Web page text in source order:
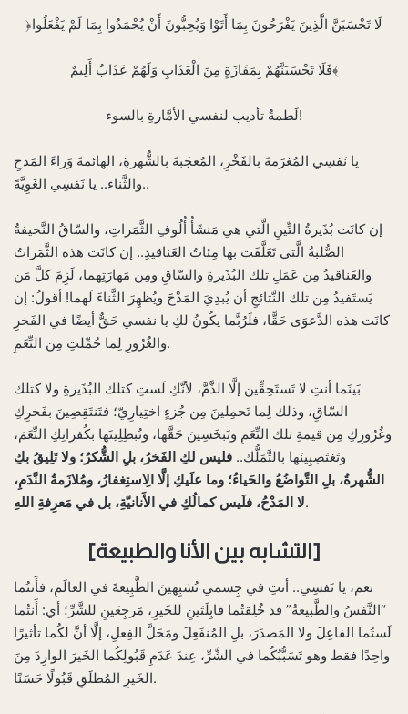
﴿لَا تَحْسَبَنَّ الَّذِينَ يَفْرَحُونَ بِمَا أَتَوْا وَيُحِبُّونَ أَنْ يُحْمَدُوا بِمَا لَمْ يَفْعَلُوا
فَلَا تَحْسَبَنَّهُمْ بِمَفَازَةٍ مِنَ الْعَذَابِ وَلَهُمْ عَذَابٌ أَلِيمٌ﴾
لَطمةُ تأديب لنفسي الأمَّارةِ بالسوء!‌
يا نَفسِي المُغرَمةَ بالفَخْرِ، المُعجَبةَ بالشُّهرةِ، الهائمةَ وَراءَ المَدحِ
والثَّناء.. يا نَفسِي الغَوِيَّةَ..
إن كانَت بُذَيرةُ التِّينِ الَّتي هي مَنشَأُ أُلُوفِ الثَّمَراتِ، والسّاقُ النَّحيفةُ
الصُّلبةُ الَّتي تَعَلَّقَت بها مِئاتُ العَناقيدِ.. إن كانَت هذه الثَّمَراتُ
والعَناقيدُ مِن عَمَلِ تلك البُذَيرةِ والسّاقِ ومِن مَهارَتِهما، لَزِمَ كلَّ مَن
يَستَفيدُ مِن تلك النَّتائجِ أن يُبدِيَ المَدْحَ ويُظهِرَ الثَّناءَ لَهما! أقولُ: إن
كانَت هذه الدَّعوَى حَقًّا، فلَرُبَّما يكُونُ لكِ يا نفسي حَقٌّ أيضًا في الفَخرِ
والغُرُورِ لِما حُمِّلتِ مِن النِّعَمِ.
بَينَما أنتِ لا تَستَحِقِّين إلَّا الذَّمَّ، لأنَّكِ لَستِ كتلك البُذَيرةِ ولا كتلك
السّاقِ، وذلك لِما تَحمِلينَ مِن جُزءٍ اختِيارِيّ؛ فتَنتَقِصِينَ بفَخرِكِ
وغُرُورِكِ مِن قيمةِ تلك النِّعَمِ وتَبخَسِينَ حَقَّها، وتُبطِلِينَها بكُفرانِكِ النِّعَمَ،
وتَغتَصِبِينَها بالتَّمَلُّك.. فليس لكِ الفَخرُ، بلِ الشُّكرُ؛ ولا تَلِيقُ بكِ
الشُّهرةُ، بلِ التَّواضُعُ والحَياءُ؛ وما علَيكِ إلَّا الِاستِغفارُ، ومُلازَمةُ النَّدَمِ،
لا المَدْحُ، فلَيس كمالُكِ في الأَنانيّةِ، بل في مَعرِفةِ اللهِ.
[التشابه بين الأنا والطبيعة]
نعم، يا نَفسِي.. أنتِ في جِسمي تُشبِهينَ الطَّبِيعةَ في العالَمِ، فأَنتُما
“النَّفسُ والطَّبيعةُ” قد خُلِقتُما قابِلَتَينِ للخَيرِ، مَرجِعَينِ للشَّرِّ؛ أي: أَنتُما
لَستُما الفاعِلَ ولا المَصدَرَ، بلِ المُنفَعِلَ ومَحَلَّ الفِعلِ، إلَّا أنَّ لكُما تأثيرًا
واحِدًا فقط وهو تَسَبُّبُكُما في الشَّرِّ، عِندَ عَدَمِ قَبُولِكُما الخَيرَ الوارِدَ مِنَ
الخَيرِ المُطلَقِ قَبُولًا حَسَنًا.